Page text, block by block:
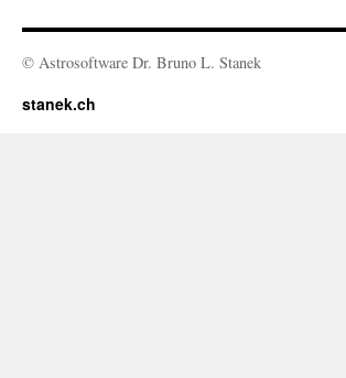
© Astrosoftware Dr. Bruno L. Stanek
stanek.ch